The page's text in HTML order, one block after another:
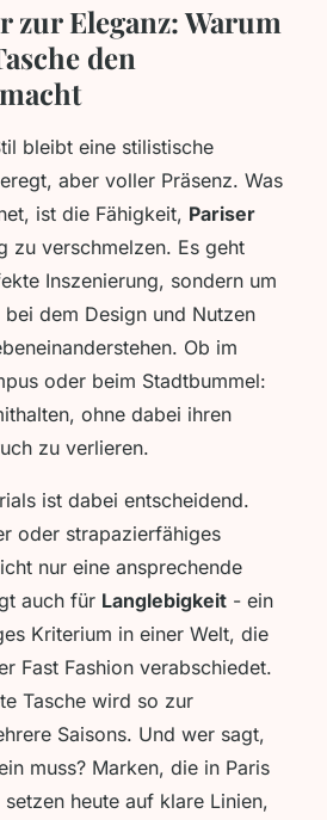
zur Eleganz: Warum
den
bleibt eine stilistische
aber voller Präsenz. Was
ist die Fähigkeit, Pariser
zu verschmelzen. Es geht
Inszenierung, sondern um
bei dem Design und Nutzen
Ob im
oder beim Stadtbummel:
ohne dabei ihren
zu verlieren.
ist dabei entscheidend.
oder strapazierfähiges
nur eine ansprechende
auch für Langlebigkeit - ein
Kriterium in einer Welt, die
Fast Fashion verabschiedet.
Tasche wird so zur
Saisons. Und wer sagt,
muss? Marken, die in Paris
heute auf klare Linien,